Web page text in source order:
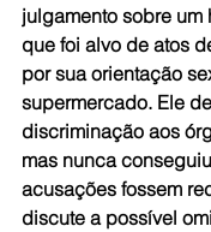
julgamento sobre um
que foi alvo de atos
por sua orientação
supermercado. Ele
discriminação aos
mas nunca
acusações fossem
discute a possível